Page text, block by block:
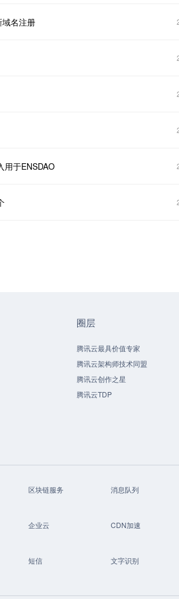
名注册
用于ENSDAO
圈层
腾讯云最具价值专家
腾讯云架构师技术同盟
腾讯云创作之星
腾讯云TDP
区块链服务 消息队列
企业云 CDN加速
短信 文字识别